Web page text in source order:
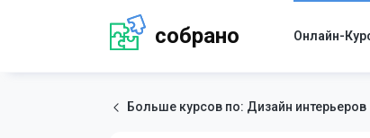
собрано Онлайн-
Больше курсов по: Дизайн интерьеров